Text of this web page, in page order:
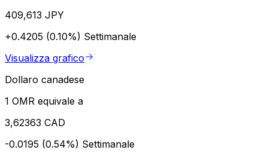
409,613 JPY
+0.4205 (0.10%) Settimanale
Visualizza grafico
Dollaro canadese
1 OMR equivale a
3,62363 CAD
-0.0195 (0.54%) Settimanale